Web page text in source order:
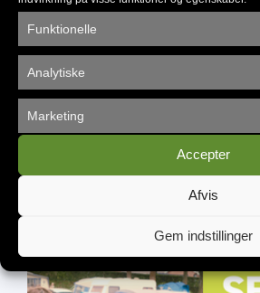
Funktionelle
Analytiske
Marketing
Accepter
Afvis
Gem indstillinger
Københavns Frikirke flytter ind i